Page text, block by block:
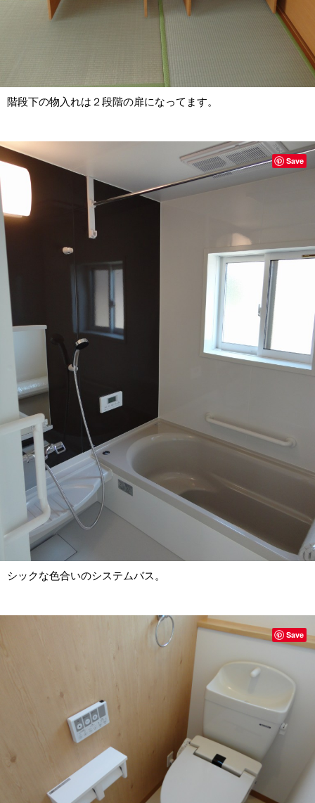
階段下の物入れは２段階の扉になってます。
シックな色合いのシステムバス。
Save
Save